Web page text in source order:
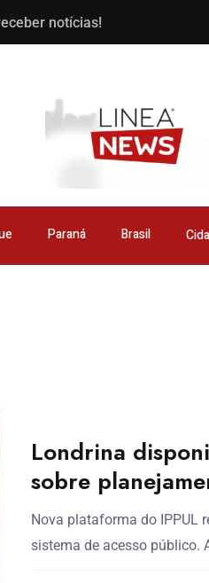
notícias!
Paraná Brasil
Londrina
sobre
Nova plataforma do IPPUL
sistema de acesso público.